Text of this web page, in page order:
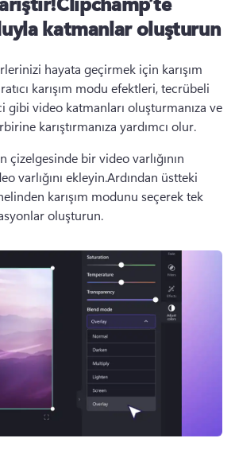
katmanlar oluşturun
hayata geçirmek için karışım
karışım modu efektleri, tecrübeli
gibi video katmanları oluşturmanıza ve
karıştırmanıza yardımcı olur.
çizelgesinde bir video varlığının
varlığını ekleyin.Ardından üstteki
karışım modunu seçerek tek
oluşturun.